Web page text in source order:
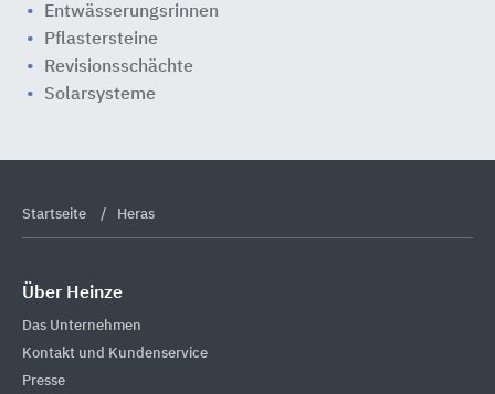
Entwässerungsrinnen
Pflastersteine
Revisionsschächte
Solarsysteme
Startseite Heras
Über Heinze
Das Unternehmen
Kontakt und Kundenservice
Presse